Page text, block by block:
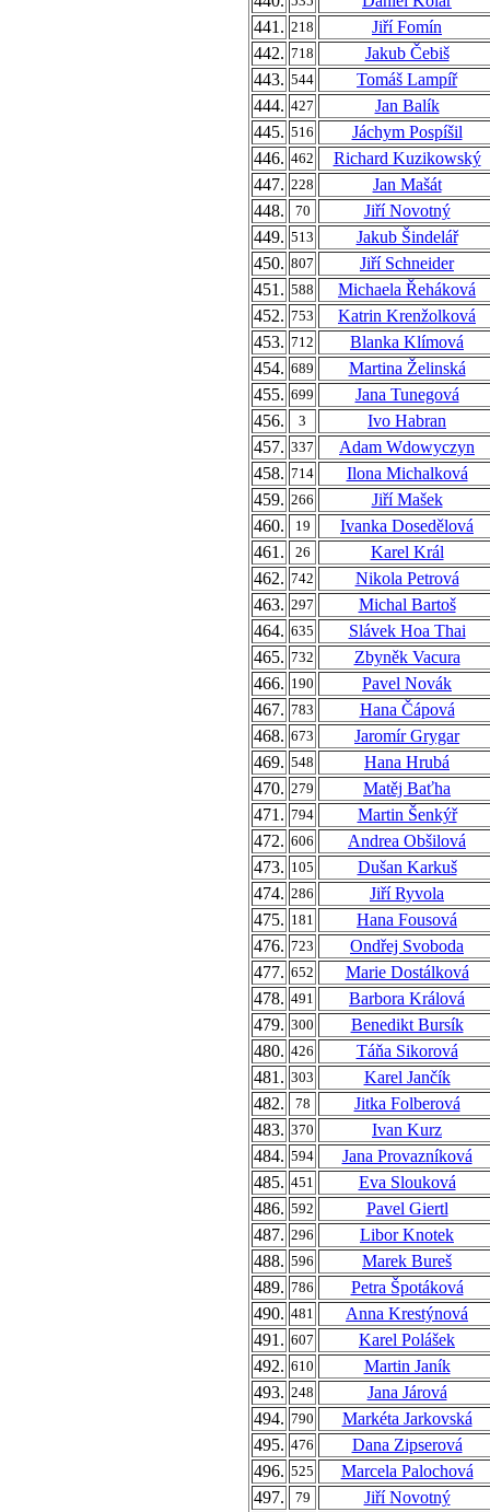
441. 218
Jiří Fomín
442. 718
Jakub Čebiš
443. 544
Tomáš Lampíř
444. 427
Jan Balík
445. 516
Jáchym Pospíšil
446. 462
Richard Kuzikowský
447. 228
Jan Mašát
448.
70
Jiří Novotný
449. 513
Jakub Šindelář
450. 807
Jiří Schneider
451. 588
Michaela Řeháková
452. 753
Katrin Krenžolková
453. 712
Blanka Klímová
454. 689
Martina Želinská
455. 699
Jana Tunegová
456.
3
Ivo Habran
457. 337
Adam Wdowyczyn
458. 714
Ilona Michalková
459. 266
Jiří Mašek
460.
19
Ivanka Dosedělová
461.
26
Karel Král
462. 742
Nikola Petrová
463. 297
Michal Bartoš
464. 635
Slávek Hoa Thai
465. 732
Zbyněk Vacura
466. 190
Pavel Novák
467. 783
Hana Čápová
468. 673
Jaromír Grygar
469. 548
Hana Hrubá
470. 279
Matěj Baťha
471. 794
Martin Šenkýř
472. 606
Andrea Obšilová
473. 105
Dušan Karkuš
474. 286
Jiří Ryvola
475. 181
Hana Fousová
476. 723
Ondřej Svoboda
477. 652
Marie Dostálková
478. 491
Barbora Králová
479. 300
Benedikt Bursík
480. 426
Táňa Sikorová
481. 303
Karel Jančík
482.
78
Jitka Folberová
483. 370
Ivan Kurz
484. 594
Jana Provazníková
485. 451
Eva Slouková
486. 592
Pavel Giertl
487. 296
Libor Knotek
488. 596
Marek Bureš
489. 786
Petra Špotáková
490. 481
Anna Krestýnová
491. 607
Karel Polášek
492. 610
Martin Janík
493. 248
Jana Járová
494. 790
Markéta Jarkovská
495. 476
Dana Zipserová
496. 525
Marcela Palochová
497.
79
Jiří Novotný